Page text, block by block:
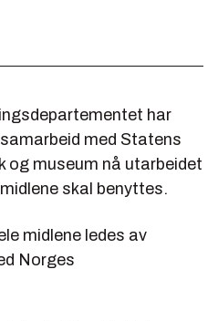
har
med Statens
og museum nå utarbeidet
skal benyttes.
midlene ledes av
Norges